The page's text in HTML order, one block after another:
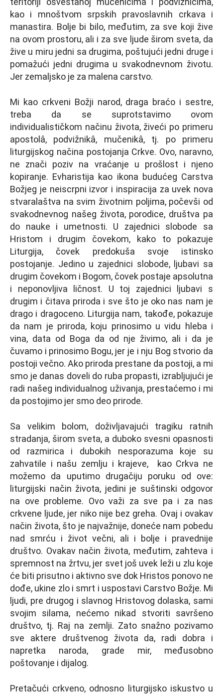
kao i mnoštvom srpskih pravoslavnih crkava i
manastira. Bolјe bi bilo, međutim, za sve koji žive
na ovom prostoru, ali i za sve lјude širom sveta, da
žive u miru jedni sa drugima, poštujući jedni druge i
pomažući jedni drugima u svakodnevnom životu.
Jer zemalјsko je za malena carstvo.
Mi kao crkveni Božji narod, draga braćo i sestre,
treba da se suprotstavimo ovom
individualističkom načinu života, živeći po primeru
apostolâ, podvižnikâ, mučenikâ, tj. po primeru
liturgijskog načina postojanja Crkve. Ovo, naravno,
ne znači poziv na vraćanje u prošlost i njeno
kopiranje. Evharistija kao ikona budućeg Carstva
Božjeg je neiscrpni izvor i inspiracija za uvek nova
stvaralaštva na svim životnim polјima, počevši od
svakodnevnog našeg života, porodice, društva pa
do nauke i umetnosti. U zajednici slobode sa
Hristom i drugim čovekom, kako to pokazuje
Liturgija, čovek predokuša svoje istinsko
postojanje. Jedino u zajednici slobode, lјubavi sa
drugim čovekom i Bogom, čovek postaje apsolutna
i neponovlјiva ličnost. U toj zajednici lјubavi s
drugim i čitava priroda i sve što je oko nas nam je
drago i dragoceno. Liturgija nam, takođe, pokazuje
da nam je priroda, koju prinosimo u vidu hleba i
vina, data od Boga da od nje živimo, ali i da je
čuvamo i prinosimo Bogu, jer je i nju Bog stvorio da
postoji večno. Ako priroda prestane da postoji, a mi
smo je danas doveli do ruba propasti, izrablјujući je
radi našeg individualnog uživanja, prestaćemo i mi
da postojimo jer smo deo prirode.
Sa velikim bolom, doživlјavajući tragiku ratnih
stradanja, širom sveta, a duboko svesni opasnosti
od razmirica i dubokih nesporazuma koje su
zahvatile i našu zemlјu i krajeve, kao Crkva ne
možemo da uputimo drugačiju poruku od ove:
liturgijski način života, jedini je suštinski odgovor
na ove probleme. Ovo važi za sve pa i za nas
crkvene lјude, jer niko nije bez greha. Ovaj i ovakav
način života, što je najvažnije, doneće nam pobedu
nad smrću i život večni, ali i bolјe i pravednije
društvo. Ovakav način života, međutim, zahteva i
spremnost na žrtvu, jer svet još uvek leži u zlu koje
će biti prisutno i aktivno sve dok Hristos ponovo ne
dođe, ukine zlo i smrt i uspostavi Carstvo Božje. Mi
lјudi, pre drugog i slavnog Hristovog dolaska, sami
svojim silama, nećemo nikad stvoriti savršeno
društvo, tj. Raj na zemlјi. Zato snažno pozivamo
sve aktere društvenog života da, radi dobra i
napretka naroda, grade mir, međusobno
poštovanje i dijalog.
Pretačući crkveno, odnosno liturgijsko iskustvo u